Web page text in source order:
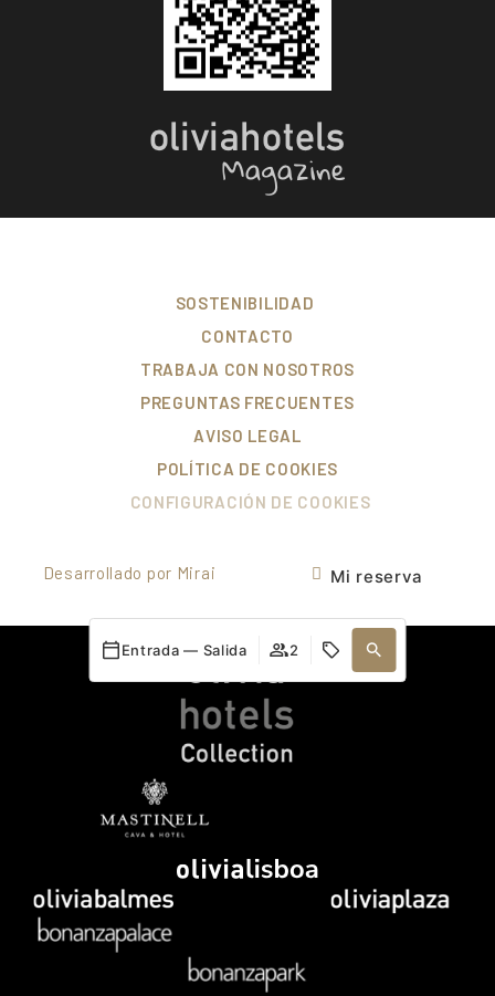
Entrada — Salida 2
SOSTENIBILIDAD
CONTACTO
TRABAJA CON NOSOTROS
PREGUNTAS FRECUENTES
AVISO LEGAL
POLÍTICA DE COOKIES
CONFIGURACIÓN DE COOKIES
Desarrollado por Mirai Mi reserva